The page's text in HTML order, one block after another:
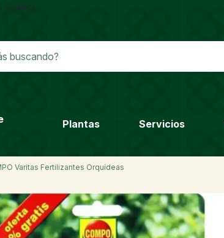
Collect
Plantas Servicios
Varitas Fertilizantes Orquídeas